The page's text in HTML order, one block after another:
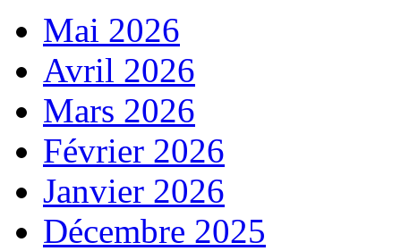
Mai 2026
Avril 2026
Mars 2026
Février 2026
Janvier 2026
Décembre 2025